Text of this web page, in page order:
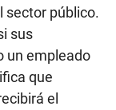
sector público.
sus
un empleado
que
el